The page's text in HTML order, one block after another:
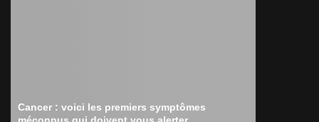
Cancer : voici les premiers symptômes